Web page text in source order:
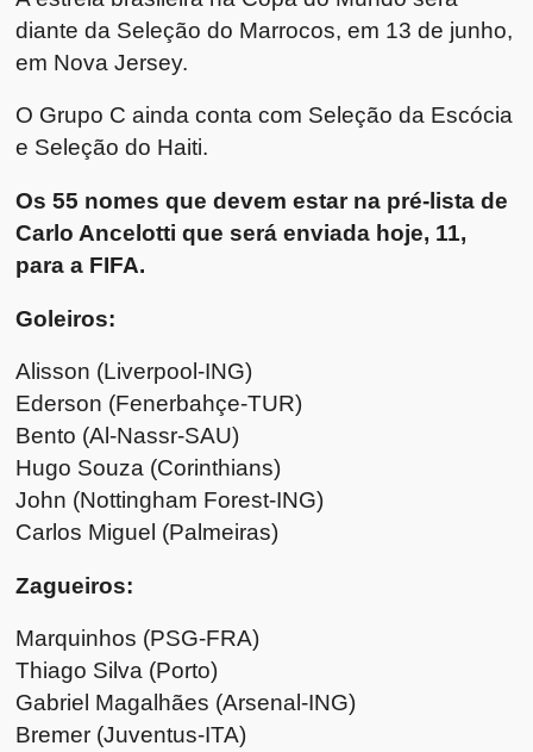
diante da Seleção do Marrocos, em 13 de junho,
em Nova Jersey.
O Grupo C ainda conta com Seleção da Escócia
e Seleção do Haiti.
Os 55 nomes que devem estar na pré-lista de
Carlo Ancelotti que será enviada hoje, 11,
para a FIFA.
Goleiros:
Alisson (Liverpool-ING)
Ederson (Fenerbahçe-TUR)
Bento (Al-Nassr-SAU)
Hugo Souza (Corinthians)
John (Nottingham Forest-ING)
Carlos Miguel (Palmeiras)
Zagueiros:
Marquinhos (PSG-FRA)
Thiago Silva (Porto)
Gabriel Magalhães (Arsenal-ING)
Bremer (Juventus-ITA)